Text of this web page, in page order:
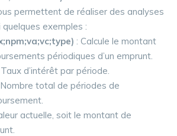
permettent de réaliser des analyses
quelques exemples :
: Calcule le montant
périodiques d’un emprunt.
d’intérêt par période.
total de périodes de
actuelle, soit le montant de